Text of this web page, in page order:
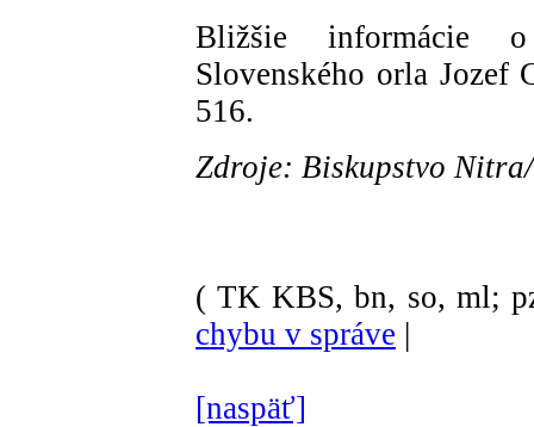
Bližšie informácie
Slovenského orla Jozef
516.
Zdroje: Biskupstvo
( TK KBS, bn, so, ml;
chybu v správe |
[naspäť]